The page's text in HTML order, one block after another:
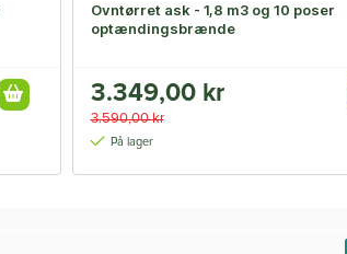
Ovntørret ask - 1,8 m3 og 10 poser
optændingsbrænde
3.349,00 kr
3.590,00 kr
På lager